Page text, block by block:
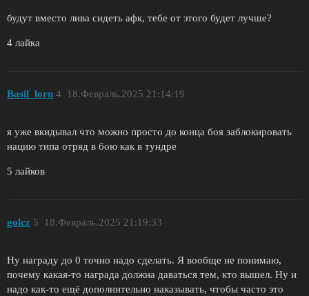
будут вместо лива сидеть афк, тебе от этого будет лучше?
4 лайка
Basil_lorn 18.Февраль.2025 21:14:19
4
я уже вкидывал что можно просто до конца боя заблокировать
нацию типа отряд в бою как в тундре
5 лайков
golcz 18.Февраль.2025 21:19:33
5
Ну награду до 0 точно надо сделать. Я вообще не понимаю,
почему какая-то награда должна даваться тем, кто вышел. Ну и
надо как-то ещё дополнительно наказывать, чтобы часто это